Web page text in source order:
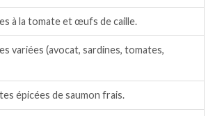
à la tomate et œufs de caille.
variées (avocat, sardines, tomates,
épicées de saumon frais.